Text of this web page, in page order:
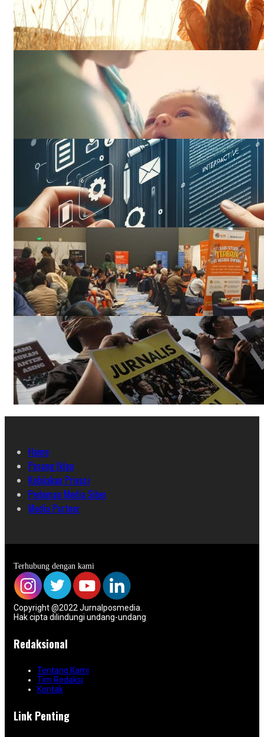
Home
Pasang Iklan
Kebijakan Privasi
Pedoman Media Siber
Media Partner
Terhubung dengan kami
Copyright @2022 Jurnalposmedia.
Hak cipta dilindungi undang-undang
Redaksional
Tentang Kami
Tim Redaksi
Kontak
Link Penting